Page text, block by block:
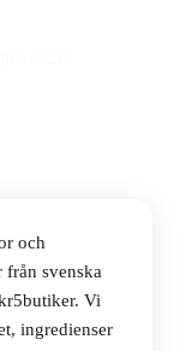
och
från svenska
Vi
ingredienser